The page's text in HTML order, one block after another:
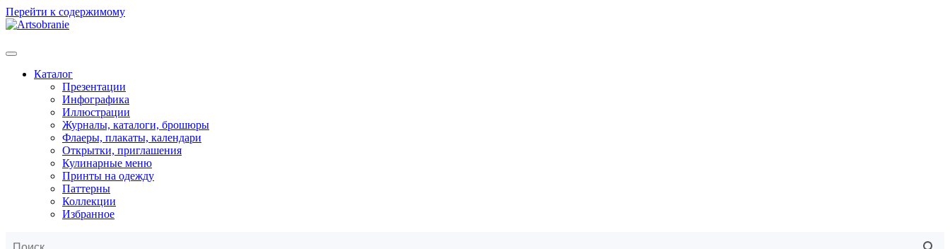
Перейти к содержимому
Каталог
Презентации
Инфографика
Иллюстрации
Журналы, каталоги, брошюры
Флаеры, плакаты, календари
Открытки, приглашения
Кулинарные меню
Принты на одежду
Паттерны
Коллекции
Избранное